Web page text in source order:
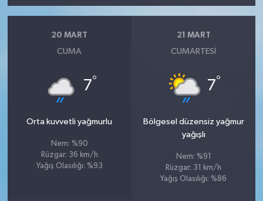
20 MART
CUMA
7°
Orta kuvvetli yağmurlu
Nem: %90
Rüzgar: 36 km/h
Yağış Olasılığı: %93
21 MART
CUMARTESI
7°
Bölgesel düzensiz yağmur
yağışlı
Nem: %91
Rüzgar: 31 km/h
Yağış Olasılığı: %86